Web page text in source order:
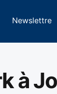
Newslettre
à